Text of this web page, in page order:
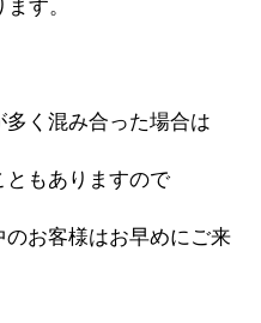
す。
く混み合った場合は
もありますので
お客様はお早めにご来